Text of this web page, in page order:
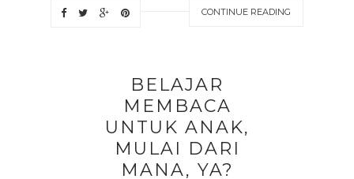
CONTINUE READING
BELAJAR
MEMBACA
UNTUK ANAK,
MULAI DARI
MANA, YA?